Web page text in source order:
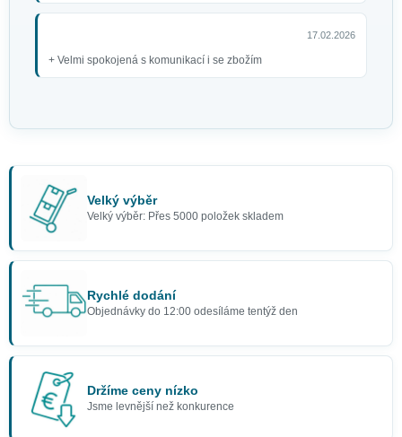
17.02.2026
+ Velmi spokojená s komunikací i se zbožím
Velký výběr
Velký výběr: Přes 5000 položek skladem
Rychlé dodání
Objednávky do 12:00 odesíláme tentýž den
Držíme ceny nízko
Jsme levnější než konkurence